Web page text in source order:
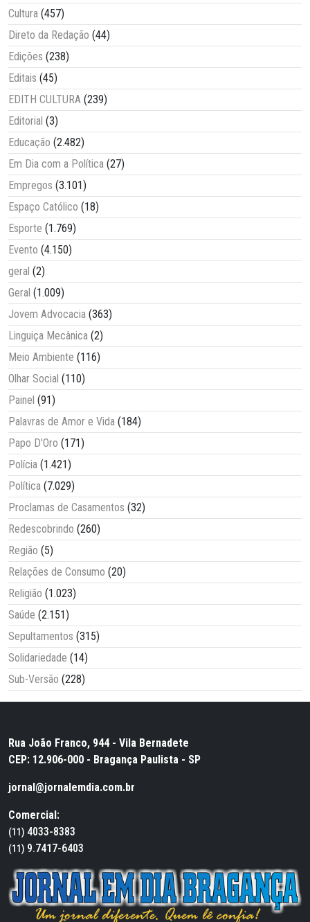
Cultura (457)
Direto da Redação (44)
Edições (238)
Editais (45)
EDITH CULTURA (239)
Editorial (3)
Educação (2.482)
Em Dia com a Política (27)
Empregos (3.101)
Espaço Católico (18)
Esporte (1.769)
Evento (4.150)
geral (2)
Geral (1.009)
Jovem Advocacia (363)
Linguiça Mecânica (2)
Meio Ambiente (116)
Olhar Social (110)
Painel (91)
Palavras de Amor e Vida (184)
Papo D'Oro (171)
Polícia (1.421)
Política (7.029)
Proclamas de Casamentos (32)
Redescobrindo (260)
Região (5)
Relações de Consumo (20)
Religião (1.023)
Saúde (2.151)
Sepultamentos (315)
Solidariedade (14)
Sub-Versão (228)
Rua João Franco, 944 - Vila Bernadete
CEP: 12.906-000 - Bragança Paulista - SP
jornal@jornalemdia.com.br
Comercial:
(11) 4033-8383
(11) 9.7417-6403